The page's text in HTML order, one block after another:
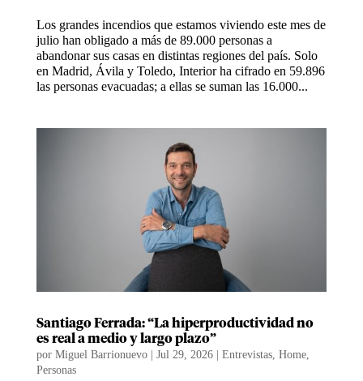
Los grandes incendios que estamos viviendo este mes de
julio han obligado a más de 89.000 personas a
abandonar sus casas en distintas regiones del país. Solo
en Madrid, Ávila y Toledo, Interior ha cifrado en 59.896
las personas evacuadas; a ellas se suman las 16.000...
Santiago Ferrada: “La hiperproductividad no
es real a medio y largo plazo”
por Miguel Barrionuevo| Jul 29, 2026| Entrevistas, Home,
Personas